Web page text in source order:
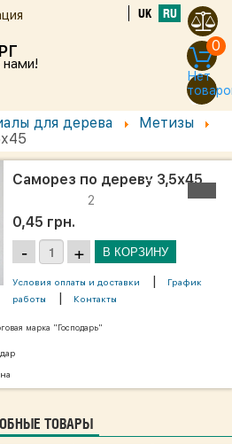
нами!
UK RU
0
Нет
для дерева
Метизы
Саморез по дереву 3,5х45
2
0,45 грн.
Условия оплаты и доставки |
График
работы
| Контакты
марка "Господарь"
ТОВАРЫ